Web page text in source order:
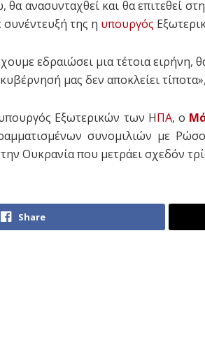
θα ανασυνταχθεί και θα επιτεθεί
της η υπουργός
εδραιώσει μια τέτοια ειρήνη,
μας δεν αποκλείει
Εξωτερικών των ΗΠΑ, ο
συνομιλιών με
Ουκρανία που μετράει σχεδόν
Share